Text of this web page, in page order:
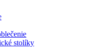
stolíky